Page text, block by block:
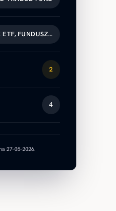
ETF, FUNDUSZ…
2
4
27-05-2026.